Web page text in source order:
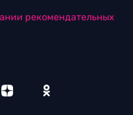
рекомендательных